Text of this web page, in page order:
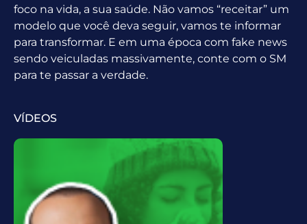
foco na vida, a sua saúde. Não vamos “receitar” um
modelo que você deva seguir, vamos te informar
para transformar. E em uma época com fake news
sendo veiculadas massivamente, conte com o SM
para te passar a verdade.
VÍDEOS